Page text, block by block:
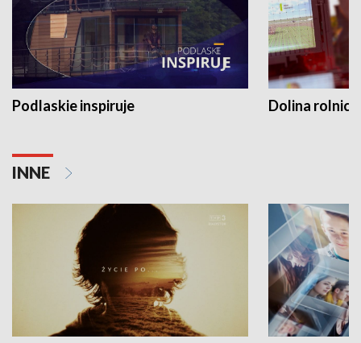
Podlaskie inspiruje Dolina
INNE